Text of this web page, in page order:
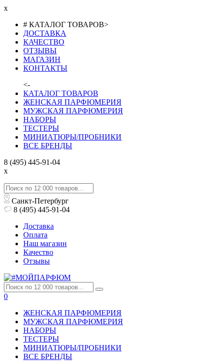
x
# КАТАЛОГ ТОВАРОВ>
ДОСТАВКА
КАЧЕСТВО
ОТЗЫВЫ
МАГАЗИН
КОНТАКТЫ
<-
КАТАЛОГ ТОВАРОВ
ЖЕНСКАЯ ПАРФЮМЕРИЯ
МУЖСКАЯ ПАРФЮМЕРИЯ
НАБОРЫ
ТЕСТЕРЫ
МИНИАТЮРЫ/ПРОБНИКИ
ВСЕ БРЕНДЫ
8 (495) 445-91-04
x
Санкт-Петербург
8 (495) 445-91-04
Доставка
Оплата
Наш магазин
Качество
Отзывы
0
ЖЕНСКАЯ ПАРФЮМЕРИЯ
МУЖСКАЯ ПАРФЮМЕРИЯ
НАБОРЫ
ТЕСТЕРЫ
МИНИАТЮРЫ/ПРОБНИКИ
ВСЕ БРЕНДЫ